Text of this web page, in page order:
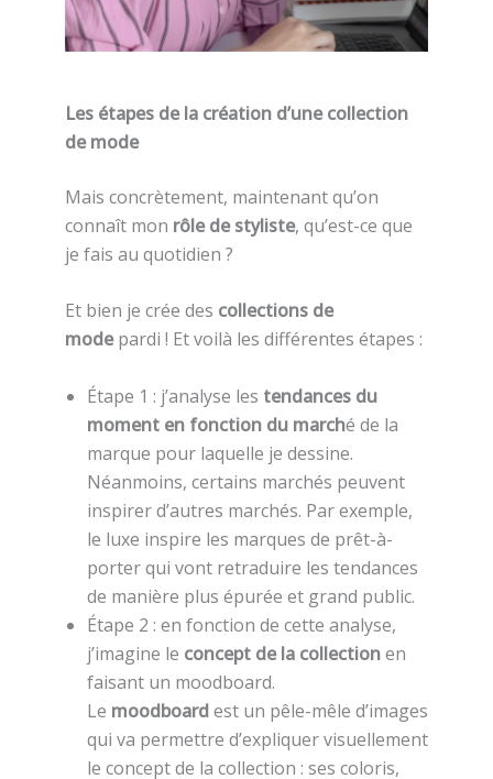
Les étapes de la création d’une collection
de mode
Mais concrètement, maintenant qu’on
connaît mon rôle de styliste, qu’est-ce que
je fais au quotidien ?
Et bien je crée des collections de
modepardi ! Et voilà les différentes étapes :
Étape 1 : j’analyse les tendances du
moment en fonction du marché de la
marque pour laquelle je dessine.
Néanmoins, certains marchés peuvent
inspirer d’autres marchés. Par exemple,
le luxe inspire les marques de prêt-à-
porter qui vont retraduire les tendances
de manière plus épurée et grand public.
Étape 2 : en fonction de cette analyse,
j’imagine le concept de la collectionen
faisant un moodboard.
Le moodboardest un pêle-mêle d’images
qui va permettre d’expliquer visuellement
le concept de la collection : ses coloris,